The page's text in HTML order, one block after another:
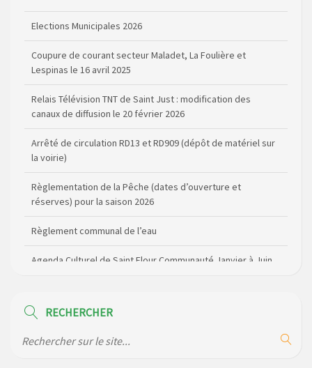
Coupure de courant secteur Maladet, La Foulière et
Lespinas le 16 avril 2025
Relais Télévision TNT de Saint Just : modification des
canaux de diffusion le 20 février 2026
Arrêté de circulation RD13 et RD909 (dépôt de matériel sur
la voirie)
Règlementation de la Pêche (dates d’ouverture et
réserves) pour la saison 2026
Règlement communal de l’eau
Agenda Culturel de Saint Flour Communauté Janvier à Juin
Horaire des bus scolaires passant sur la commune
de la gendarmerie
du mois de avril 2026
RECHERCHER